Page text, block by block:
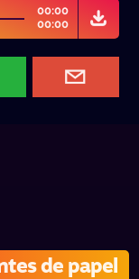
00:00
00:00
de papel